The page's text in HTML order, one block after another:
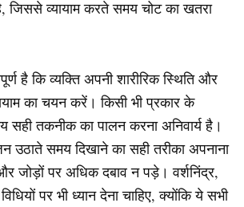
है, जिससे व्यायाम करते समय चोट का खतरा
है कि व्यक्ति अपनी शारीरिक स्थिति और
का चयन करें। किसी भी प्रकार के
सही तकनीक का पालन करना अनिवार्य है।
उठाते समय दिखाने का सही तरीका अपनाना
जोड़ों पर अधिक दबाव न पड़े। वर्शनिंद्र,
पर भी ध्यान देना चाहिए, क्योंकि ये सभी